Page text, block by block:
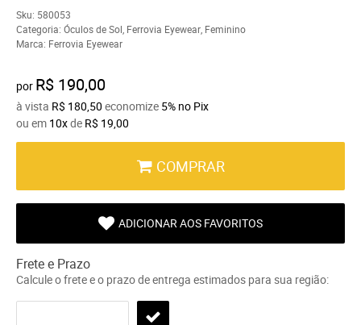
Sku: 580053
Categoria: Óculos de Sol Ferrovia Eyewear Feminino
Marca: Ferrovia Eyewear
por R$ 190,00
à vista R$ 180,50 economize 5% no Pix
ou em 10xde R$ 19,00
COMPRAR
ADICIONAR AOS FAVORITOS
Frete e Prazo
Calcule o frete e o prazo de entrega estimados para sua região: